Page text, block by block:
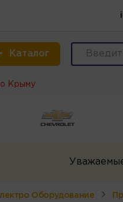
Каталог
Крыму
Оборудование